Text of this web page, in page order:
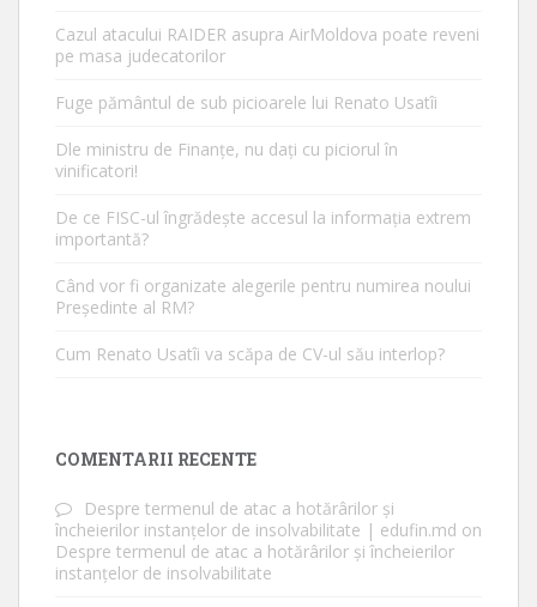
Cazul atacului RAIDER asupra AirMoldova poate reveni
pe masa judecatorilor
Fuge pământul de sub picioarele lui Renato Usatîi
Dle ministru de Finanțe, nu dați cu piciorul în
vinificatori!
De ce FISC-ul îngrădește accesul la informația extrem
importantă?
Când vor fi organizate alegerile pentru numirea noului
Președinte al RM?
Cum Renato Usatîi va scăpa de CV-ul său interlop?
COMENTARII RECENTE
Despre termenul de atac a hotărârilor și
încheierilor instanțelor de insolvabilitate | edufin.md on
Despre termenul de atac a hotărârilor și încheierilor
instanțelor de insolvabilitate